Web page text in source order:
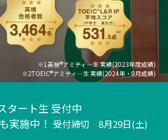
※1英検®アミティ―生 実績(2023年度成績)
※2TOEIC®アミティ―生 実績(2024年・8月成績)
タート生 受付中
実施中！ 受付締切 8月29日(土)